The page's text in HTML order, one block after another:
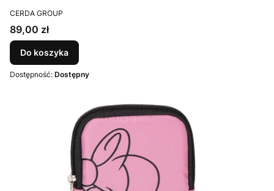
PRODUCENT
CERDA GROUP
Cena
89,00 zł
Do koszyka
Dostępność: Dostępny